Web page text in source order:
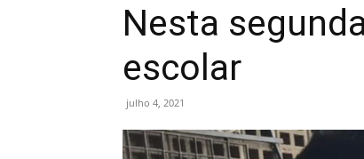
Nesta
escolar
julho 4, 2021